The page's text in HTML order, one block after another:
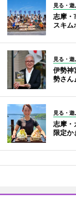
見る・遊
志摩・
スキム
見る・遊
伊勢
勢さん
見る・遊
志摩・
限定か